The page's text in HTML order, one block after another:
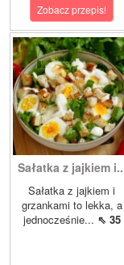
Zobacz przepis!
Sałatka z jajkiem
Sałatka z jajkiem i
grzankami to lekka, a
jednocześnie... ⇖ 35